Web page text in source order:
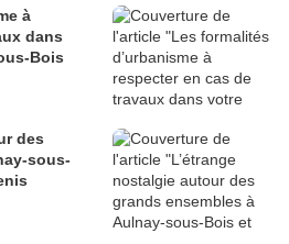
à
dans
Bois
des
sous-